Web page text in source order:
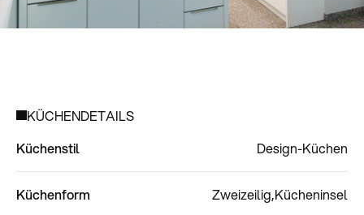
KÜCHENDETAILS
Küchenstil
Design-Küchen
Küchenform Zweizeilig Kücheninsel